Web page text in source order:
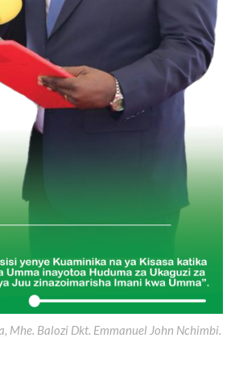
Mhe. Balozi Dkt. Emmanuel John Nchimbi.